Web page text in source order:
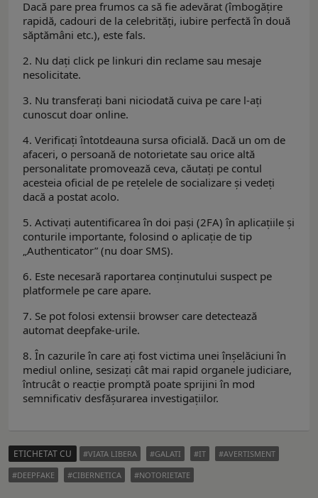
Dacă pare prea frumos ca să fie adevărat (îmbogățire
rapidă, cadouri de la celebrități, iubire perfectă în două
săptămâni etc.), este fals.
2. Nu dați click pe linkuri din reclame sau mesaje
nesolicitate.
3. Nu transferați bani niciodată cuiva pe care l-ați
cunoscut doar online.
4. Verificați întotdeauna sursa oficială. Dacă un om de
afaceri, o persoană de notorietate sau orice altă
personalitate promovează ceva, căutați pe contul
acesteia oficial de pe rețelele de socializare și vedeți
dacă a postat acolo.
5. Activați autentificarea în doi pași (2FA) în aplicațiile și
conturile importante, folosind o aplicație de tip
„Authenticator” (nu doar SMS).
6. Este necesară raportarea conținutului suspect pe
platformele pe care apare.
7. Se pot folosi extensii browser care detectează
automat deepfake-urile.
8. În cazurile în care ați fost victima unei înșelăciuni în
mediul online, sesizați cât mai rapid organele judiciare,
întrucât o reacție promptă poate sprijini în mod
semnificativ desfășurarea investigațiilor.
ETICHETAT CU VIATA LIBERA GALATI IT
AVERTISMENT
DEEPFAKE
CIBERNETICA NOTORIETATE